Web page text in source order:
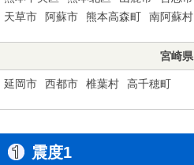
天草市
阿蘇市 熊本高森町 南阿蘇村
宮崎県
延岡市 西都市 椎葉村 高千穂町
震度1